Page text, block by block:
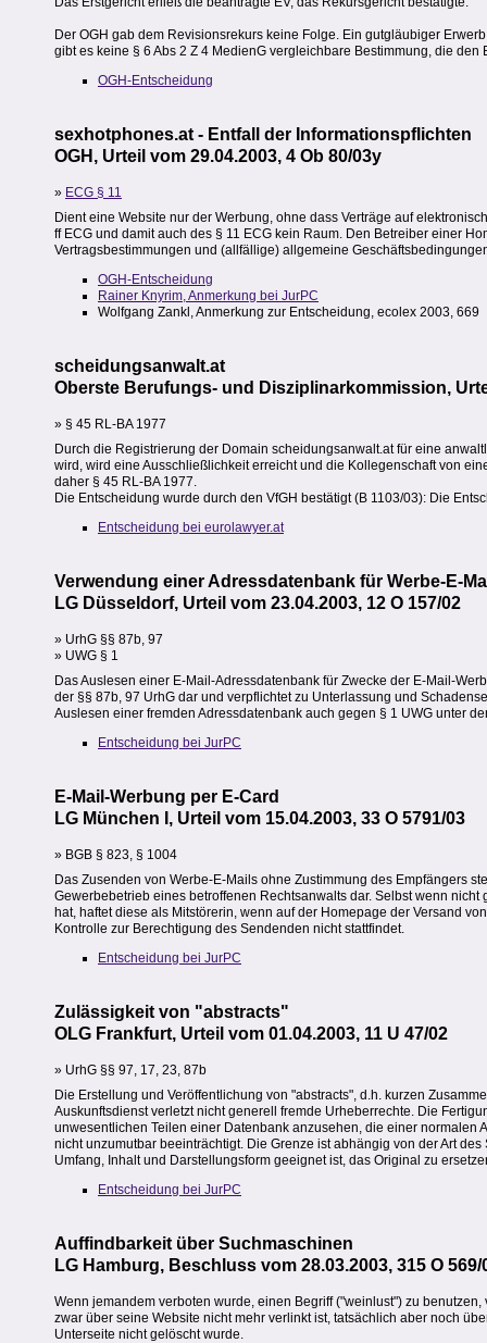
Der OGH gab dem Revisionsrekurs keine Folge. Ein gutgläubiger
gibt es keine § 6 Abs 2 Z 4 MedienG vergleichbare Bestimmung, die
OGH-Entscheidung
sexhotphones.at - Entfall der Informationspflichten
OGH, Urteil vom 29.04.2003, 4 Ob 80/03y
» ECG § 11
Dient eine Website nur der Werbung, ohne dass Verträge auf
ff ECG und damit auch des § 11 ECG kein Raum. Den Betreiber einer
Vertragsbestimmungen und (allfällige) allgemeine
OGH-Entscheidung
Rainer Knyrim, Anmerkung bei JurPC
Wolfgang Zankl, Anmerkung zur Entscheidung, ecolex 2003, 669
scheidungsanwalt.at
Oberste Berufungs- und Disziplinarkommission,
» § 45 RL-BA 1977
Durch die Registrierung der Domain scheidungsanwalt.at für eine
wird, wird eine Ausschließlichkeit erreicht und die Kollegenschaft von
daher § 45 RL-BA 1977.
Die Entscheidung wurde durch den VfGH bestätigt (B 1103/03): Die
Entscheidung bei eurolawyer.at
Verwendung einer Adressdatenbank für Werbe-E-
LG Düsseldorf, Urteil vom 23.04.2003, 12 O 157/02
» UrhG §§ 87b, 97
» UWG § 1
Das Auslesen einer E-Mail-Adressdatenbank für Zwecke der E-Mail-
der §§ 87b, 97 UrhG dar und verpflichtet zu Unterlassung und
Auslesen einer fremden Adressdatenbank auch gegen § 1 UWG unter
Entscheidung bei JurPC
E-Mail-Werbung per E-Card
LG München I, Urteil vom 15.04.2003, 33 O 5791/03
» BGB § 823, § 1004
Das Zusenden von Werbe-E-Mails ohne Zustimmung des Empfängers
Gewerbebetrieb eines betroffenen Rechtsanwalts dar. Selbst wenn
hat, haftet diese als Mitstörerin, wenn auf der Homepage der Versand
Kontrolle zur Berechtigung des Sendenden nicht stattfindet.
Entscheidung bei JurPC
Zulässigkeit von "abstracts"
OLG Frankfurt, Urteil vom 01.04.2003, 11 U 47/02
» UrhG §§ 97, 17, 23, 87b
Die Erstellung und Veröffentlichung von "abstracts", d.h. kurzen
Auskunftsdienst verletzt nicht generell fremde Urheberrechte. Die
unwesentlichen Teilen einer Datenbank anzusehen, die einer
nicht unzumutbar beeinträchtigt. Die Grenze ist abhängig von der Art
Umfang, Inhalt und Darstellungsform geeignet ist, das Original zu
Entscheidung bei JurPC
Auffindbarkeit über Suchmaschinen
LG Hamburg, Beschluss vom 28.03.2003, 315 O 569/
Wenn jemandem verboten wurde, einen Begriff ("weinlust") zu
zwar über seine Website nicht mehr verlinkt ist, tatsächlich aber noch
Unterseite nicht gelöscht wurde.